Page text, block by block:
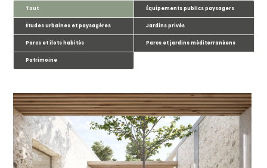
Tout Équipements publics paysagers
Études urbaines et paysagères Jardins privés
Parcs et ilots habités Parcs et jardins méditerranéens
Patrimoine